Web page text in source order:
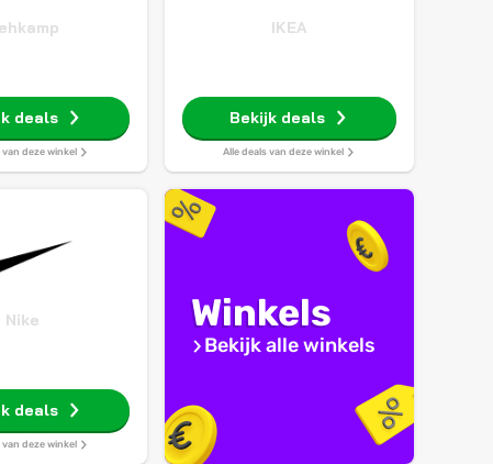
deals
van deze winkel
IKEA
Bekijk deals
Alle deals van deze winkel
Nike
deals
van deze winkel
Winkels
Bekijk alle winkels